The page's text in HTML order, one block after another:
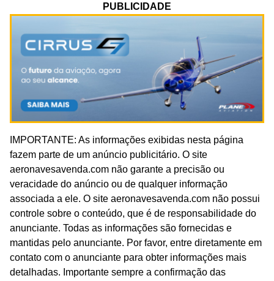
PUBLICIDADE
IMPORTANTE: As informações exibidas nesta página
fazem parte de um anúncio publicitário. O site
aeronavesavenda.com não garante a precisão ou
veracidade do anúncio ou de qualquer informação
associada a ele. O site aeronavesavenda.com não possui
controle sobre o conteúdo, que é de responsabilidade do
anunciante. Todas as informações são fornecidas e
mantidas pelo anunciante. Por favor, entre diretamente em
contato com o anunciante para obter informações mais
detalhadas. Importante sempre a confirmação das